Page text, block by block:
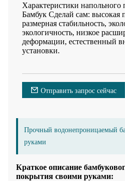
Характеристики
Бамбук Сделай сам: высокая
размерная стабильность,
экологичность, низкое
деформации, естественный
установки.
Отправить запрос сейчас
Прочный водонепроницаемый
руками
Краткое описание
покрытия своими руками: